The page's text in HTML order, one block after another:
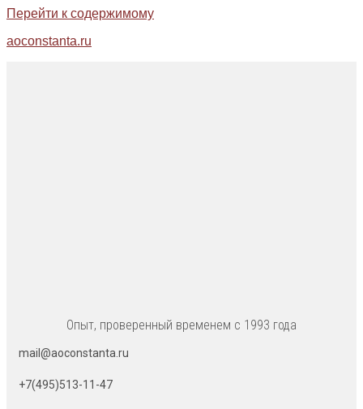
Перейти к содержимому
aoconstanta.ru
Опыт, проверенный временем с 1993 года
mail@aoconstanta.ru
+7(495)513-11-47